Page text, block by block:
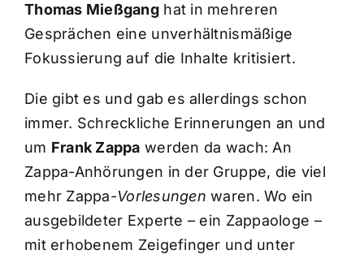
Thomas Mießgang hat in mehreren
Gesprächen eine unverhältnismäßige
Fokussierung auf die Inhalte kritisiert.
Die gibt es und gab es allerdings schon
immer. Schreckliche Erinnerungen an und
um Frank Zappa werden da wach: An
Zappa-Anhörungen in der Gruppe, die viel
mehr Zappa-Vorlesungen waren. Wo ein
ausgebildeter Experte – ein Zappaologe –
mit erhobenem Zeigefinger und unter